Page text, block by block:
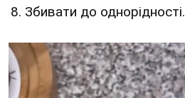
8. Збивати до однорідності.